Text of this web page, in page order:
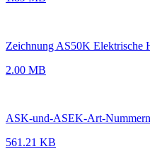
Zeichnung AS50K Elektrische
2.00 MB
ASK-und-ASEK-Art-Nummern
561.21 KB